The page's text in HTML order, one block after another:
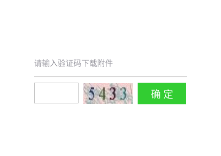
请输入验证码下载附件